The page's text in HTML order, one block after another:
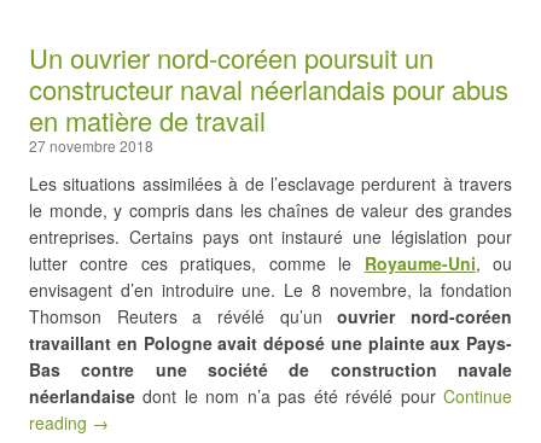
Un ouvrier nord-coréen poursuit un
constructeur naval néerlandais pour abus
en matière de travail
27 novembre 2018
Les situations assimilées à de l’esclavage perdurent à travers
le monde, y compris dans les chaînes de valeur des grandes
entreprises. Certains pays ont instauré une législation pour
lutter contre ces pratiques, comme le Royaume-Uni, ou
envisagent d’en introduire une. Le 8 novembre, la fondation
Thomson Reuters a révélé qu’unouvrier nord-coréen
travaillant en Pologne avait déposé une plainte aux Pays-
Bas contre une société de construction navale
néerlandaise dont le nom n’a pas été révélé pour Continue
reading →